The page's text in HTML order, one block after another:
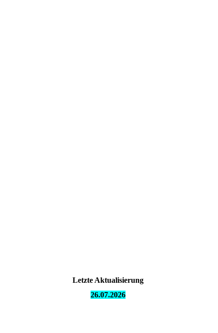
Letzte Aktualisierung
26.07.2026